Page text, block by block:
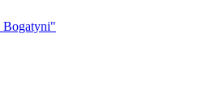
Bogatyni"